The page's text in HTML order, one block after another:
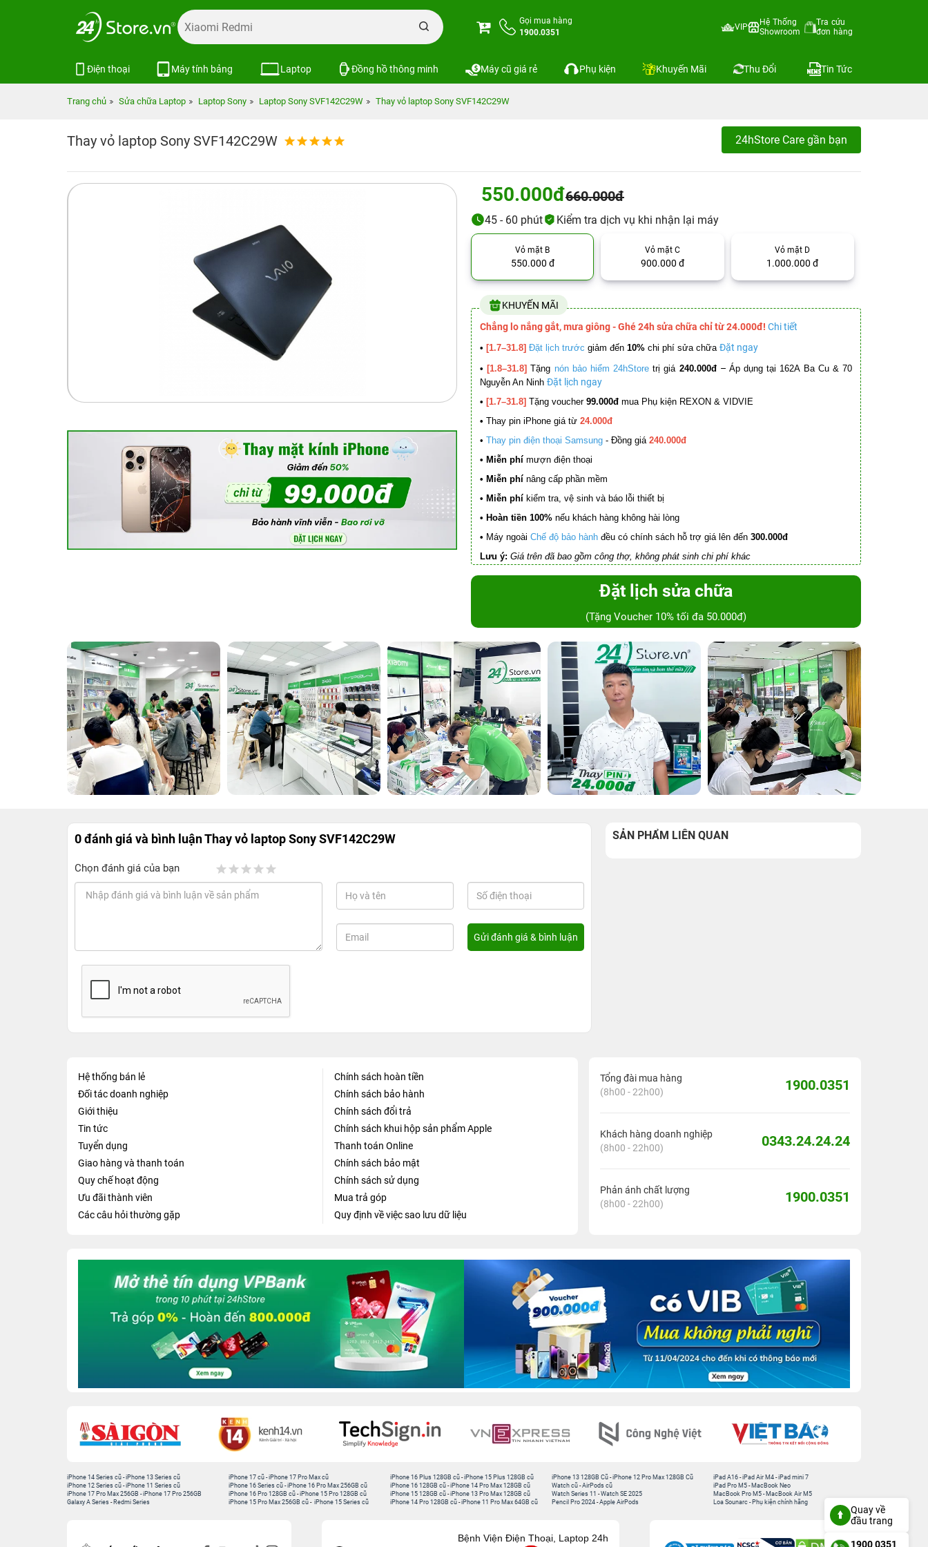
Gọi mua hàng
1900.0351
VIP
Hệ Thống
Showroom
Tra cứu
đơn hàng
Điện thoại Máy tính bảng Laptop Đồng hồ thông minh Máy cũ giá rẻ Phụ kiện Khuyến Mãi Thu Đổi Tin Tức
Trang chủ Sửa chữa Laptop Laptop Sony Laptop Sony SVF142C29W Thay vỏ laptop Sony SVF142C29W
Thay vỏ laptop Sony SVF142C29W 24hStore Care gần bạn
550.000đ660.000đ
45 - 60 phút Kiểm tra dịch vụ khi nhận lại máy
Vỏ mặt B
550.000 đ
Vỏ mặt C
900.000 đ
Vỏ mặt D
1.000.000 đ
KHUYẾN MÃI
Chẳng lo nắng gắt, mưa giông - Ghé 24h sửa chữa chỉ từ 24.000đ! Chi tiết
• [1.7–31.8] Đặt lịch trước giảm đến 10% chi phí sửa chữa Đặt ngay
• [1.8–31.8] Tặng nón bảo hiểm 24hStore trị giá 240.000đ – Áp dụng tại 162A Ba Cu & 70
Nguyễn An Ninh Đặt lịch ngay
• [1.7–31.8] Tặng voucher 99.000đ mua Phụ kiện REXON & VIDVIE
• Thay pin iPhone giá từ 24.000đ
• Thay pin điện thoại Samsung - Đồng giá 240.000đ
• Miễn phí mượn điện thoại
• Miễn phí nâng cấp phần mềm
• Miễn phí kiểm tra, vệ sinh và báo lỗi thiết bị
• Hoàn tiền 100% nếu khách hàng không hài lòng
• Máy ngoài Chế độ bảo hành đều có chính sách hỗ trợ giá lên đến 300.000đ
Lưu ý: Giá trên đã bao gồm công thợ, không phát sinh chi phí khác
Đặt lịch sửa chữa
(Tặng Voucher 10% tối đa 50.000đ)
0 đánh giá và bình luậnThay vỏ laptop Sony SVF142C29W
Chọn đánh giá của bạn
SẢN PHẨM LIÊN QUAN
Hệ thống bán lẻ
Đối tác doanh nghiệp
Giới thiệu
Tin tức
Tuyển dụng
Giao hàng và thanh toán
Quy chế hoạt động
Ưu đãi thành viên
Các câu hỏi thường gặp
Chính sách hoàn tiền
Chính sách bảo hành
Chính sách đổi trả
Chính sách khui hộp sản phẩm Apple
Thanh toán Online
Chính sách bảo mật
Chính sách sử dụng
Mua trả góp
Quy định về việc sao lưu dữ liệu
Tổng đài mua hàng
(8h00 - 22h00)
1900.0351
Khách hàng doanh nghiệp
(8h00 - 22h00)
0343.24.24.24
Phản ánh chất lượng
(8h00 - 22h00)
1900.0351
iPhone 14 Series cũ -iPhone 13 Series cũ
iPhone 12 Series cũ -iPhone 11 Series cũ
iPhone 17 Pro Max 256GB -iPhone 17 Pro 256GB
Galaxy A Series - Redmi Series
iPhone 17 cũ -iPhone 17 Pro Max cũ
iPhone 16 Series cũ - iPhone 16 Pro Max 256GB cũ
iPhone 16 Pro 128GB cũ -iPhone 15 Pro 128GB cũ
iPhone 15 Pro Max 256GB cũ - iPhone 15 Series cũ
iPhone 16 Plus 128GB cũ -iPhone 15 Plus 128GB cũ
iPhone 16 128GB cũ -iPhone 14 Pro Max 128GB cũ
iPhone 15 128GB cũ -iPhone 13 Pro Max 128GB cũ
iPhone 14 Pro 128GB cũ -iPhone 11 Pro Max 64GB cũ
iPhone 13 128GB Cũ -iPhone 12 Pro Max 128GB Cũ
Watch cũ -AirPods cũ
Watch Series 11 -Watch SE 2025
Pencil Pro 2024 -Apple AirPods
iPad A16 -iPad Air M4 -iPad mini 7
iPad Pro M5 - MacBook Neo
MacBook Pro M5 - MacBook Air M5
Loa Sounarc - Phụ kiện chính hãng
Bệnh Viện Điện Thoại, Laptop 24h
Quay về
đầu trang
1900 0351